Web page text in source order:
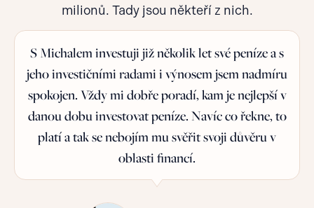
milionů. Tady jsou někteří z nich.
S Michalem investuji již několik let své peníze a s
jeho investičními radami i výnosem jsem nadmíru
spokojen. Vždy mi dobře poradí, kam je nejlepší v
danou dobu investovat peníze. Navíc co řekne, to
platí a tak se nebojím mu svěřit svoji důvěru v
oblasti financí.